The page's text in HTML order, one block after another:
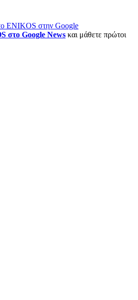
ENIKOS στην Google
στο Google News και μάθετε πρώτοι